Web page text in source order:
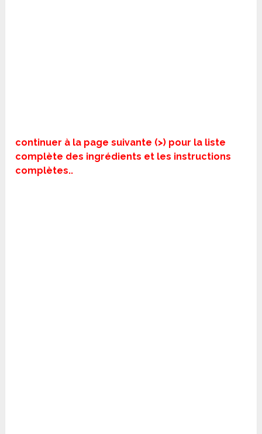
continuer à la page suivante (>) pour la liste
complète des ingrédients et les instructions
complètes..